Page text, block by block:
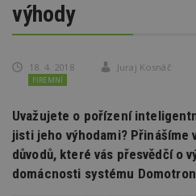
výhody
18. 4. 2018 Juraj Kosnáč
FIREMNÍ
Uvažujete o pořízení
jisti jeho výhodami? Přinášíme
důvodů, které vás přesvědčí o
domácnosti systému